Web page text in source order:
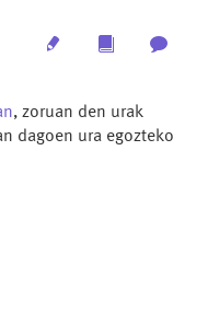
Multimedia
, zoruan den urak
dagoen ura egozteko